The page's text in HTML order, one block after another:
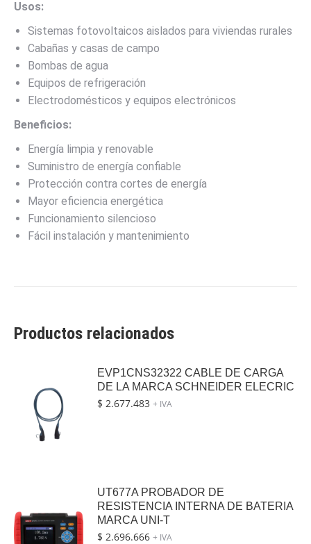
Usos:
Sistemas fotovoltaicos aislados para viviendas rurales
Cabañas y casas de campo
Bombas de agua
Equipos de refrigeración
Electrodomésticos y equipos electrónicos
Beneficios:
Energía limpia y renovable
Suministro de energía confiable
Protección contra cortes de energía
Mayor eficiencia energética
Funcionamiento silencioso
Fácil instalación y mantenimiento
Productos relacionados
EVP1CNS32322 CABLE DE CARGA
DE LA MARCA SCHNEIDER ELECRIC
$ 2.677.483 + IVA
UT677A PROBADOR DE
RESISTENCIA INTERNA DE BATERIA
MARCA UNI-T
$ 2.696.666 + IVA